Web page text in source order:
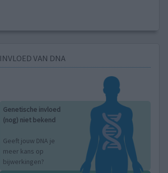
INVLOED VAN DNA
Genetische invloed
(nog) niet bekend
Geeft jouw DNA je
meer kans op
bijwerkingen?